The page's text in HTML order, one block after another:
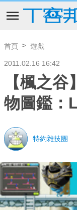
首頁 遊戲
2011.02.16 16:42
【楓之
物圖鑑：
特約雜技團